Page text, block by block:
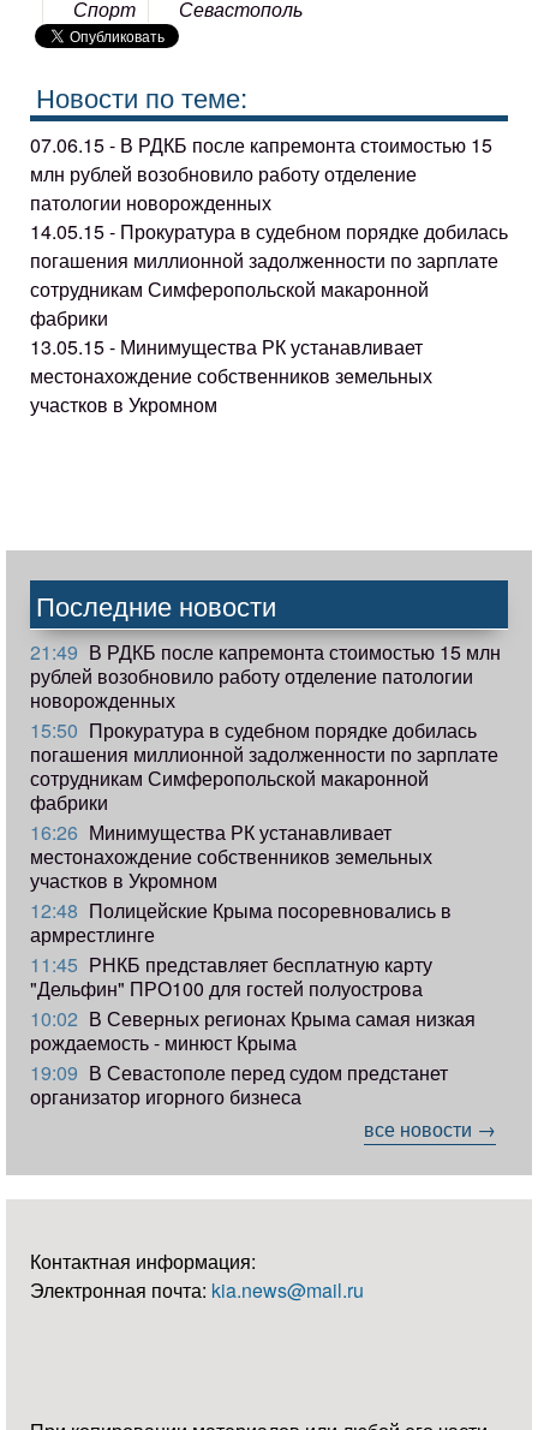
Спорт Севастополь
Новости по теме:
07.06.15 - В РДКБ после капремонта стоимостью 15
млн рублей возобновило работу отделение
патологии новорожденных
14.05.15 - Прокуратура в судебном порядке добилась
погашения миллионной задолженности по зарплате
сотрудникам Симферопольской макаронной
фабрики
13.05.15 - Минимущества РК устанавливает
местонахождение собственников земельных
участков в Укромном
Последние новости
21:49 В РДКБ после капремонта стоимостью 15 млн
рублей возобновило работу отделение патологии
новорожденных
15:50 Прокуратура в судебном порядке добилась
погашения миллионной задолженности по зарплате
сотрудникам Симферопольской макаронной
фабрики
16:26 Минимущества РК устанавливает
местонахождение собственников земельных
участков в Укромном
12:48 Полицейские Крыма посоревновались в
армрестлинге
11:45 РНКБ представляет бесплатную карту
"Дельфин" ПРО100 для гостей полуострова
10:02 В Северных регионах Крыма самая низкая
рождаемость - минюст Крыма
19:09 В Севастополе перед судом предстанет
организатор игорного бизнеса
все новости →
Контактная информация:
Электронная почта: kia.news@mail.ru